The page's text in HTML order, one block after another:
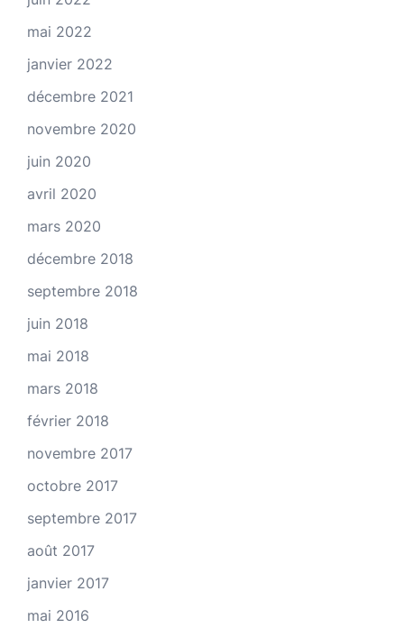
mai 2022
janvier 2022
décembre 2021
novembre 2020
juin 2020
avril 2020
mars 2020
décembre 2018
septembre 2018
juin 2018
mai 2018
mars 2018
février 2018
novembre 2017
octobre 2017
septembre 2017
août 2017
janvier 2017
mai 2016